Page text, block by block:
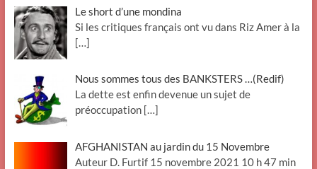
Le short d’une mondina
Si les critiques français ont vu dans Riz Amer à la
[…]
Nous sommes tous des BANKSTERS …(Redif)
La dette est enfin devenue un sujet de
préoccupation […]
AFGHANISTAN au jardin du 15 Novembre
Auteur D. Furtif 15 novembre 2021 10 h 47 min